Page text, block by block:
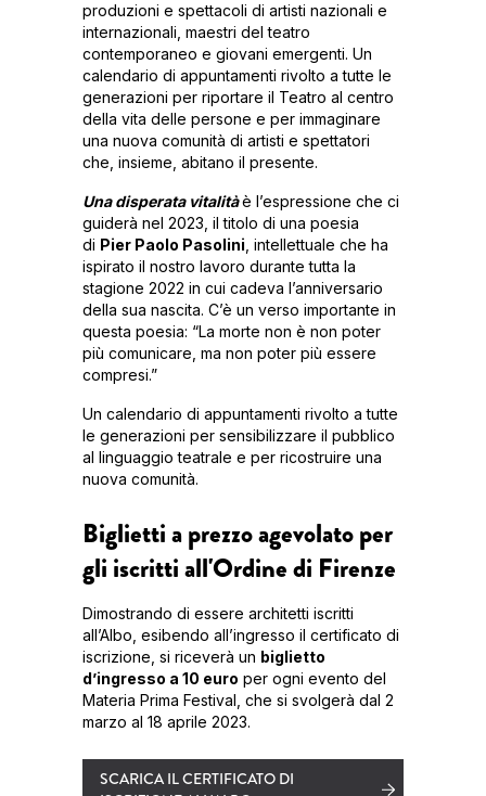
produzioni e spettacoli di artisti nazionali e
internazionali, maestri del teatro
contemporaneo e giovani emergenti. Un
calendario di appuntamenti rivolto a tutte le
generazioni per riportare il Teatro al centro
della vita delle persone e per immaginare
una nuova comunità di artisti e spettatori
che, insieme, abitano il presente.
Una disperata vitalitàè l’espressione che ci
guiderà nel 2023, il titolo di una poesia
di Pier Paolo Pasolini , intellettuale che ha
ispirato il nostro lavoro durante tutta la
stagione 2022 in cui cadeva l’anniversario
della sua nascita. C’è un verso importante in
questa poesia: “La morte non è non poter
più comunicare, ma non poter più essere
compresi.”
Un calendario di appuntamenti rivolto a tutte
le generazioni per sensibilizzare il pubblico
al linguaggio teatrale e per ricostruire una
nuova comunità.
Biglietti a prezzo agevolato per
gli iscritti all'Ordine di Firenze
Dimostrando di essere architetti iscritti
all’Albo, esibendo all’ingresso il certificato di
iscrizione, si riceverà un biglietto
d’ingresso a 10 euro per ogni evento del
Materia Prima Festival, che si svolgerà dal 2
marzo al 18 aprile 2023.
SCARICA IL CERTIFICATO DI